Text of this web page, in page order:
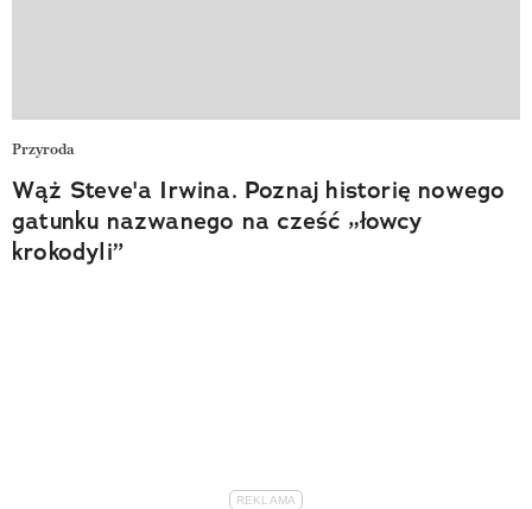
Przyroda
Wąż Steve'a Irwina. Poznaj historię nowego
gatunku nazwanego na cześć „łowcy
krokodyli”